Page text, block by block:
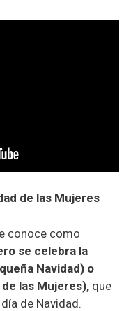
de las Mujeres
conoce como
se celebra la
Navidad) o
de las Mujeres), que
de Navidad.